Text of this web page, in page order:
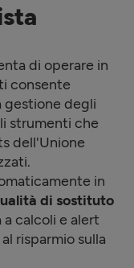
di operare in
consente
degli
strumenti che
dell'Unione
in
di sostituto
a calcoli e alert
risparmio sulla